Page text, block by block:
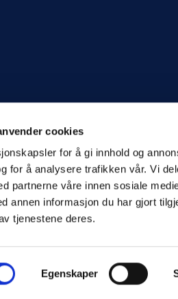
cookies
for å gi innhold og
for å analysere trafikken vår. Vi
partnerne våre innen sosiale
annen informasjon du har gjort
tjenestene deres.
Egenskaper